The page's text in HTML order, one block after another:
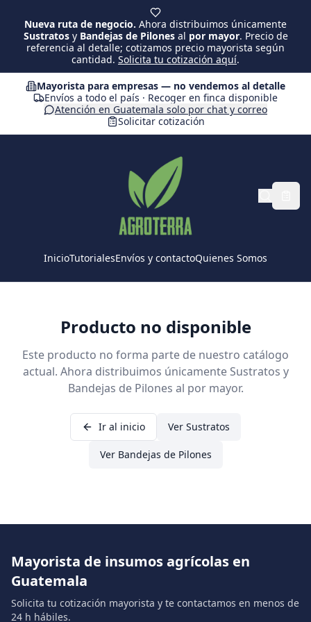
Nueva ruta de negocio. Ahora distribuimos únicamente
Sustratosy Bandejas de Pilonesal por mayor. Precio de
referencia al detalle; cotizamos precio mayorista según
cantidad. Solicita tu cotización aquí.
Mayorista para empresas — no vendemos al detalle
Envíos a todo el país · Recoger en finca disponible
Atención en Guatemala solo por chat y correo
Solicitar cotización
InicioTutorialesEnvíos y contactoQuienes Somos
Producto no disponible
Este producto no forma parte de nuestro catálogo
actual. Ahora distribuimos únicamente Sustratos y
Bandejas de Pilones al por mayor.
Ir al inicio Ver Sustratos
Ver Bandejas de Pilones
Mayorista de insumos agrícolas en
Guatemala
Solicita tu cotización mayorista y te contactamos en menos de
24 h hábiles.